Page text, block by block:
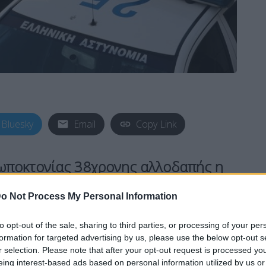
Not Process My Personal Information
opt-out of the sale, sharing to third parties, or processing of your
for targeted advertising by us, please use the below opt-out
selection. Please note that after your opt-out request is processed
interest-based ads based on personal information utilized by us
Bluesky Email Copy Link
38χρονης αλλοδαπής η
Δεκέμβριο του 2020 στα Βίλια
της και συνελήφθη δυνάμει